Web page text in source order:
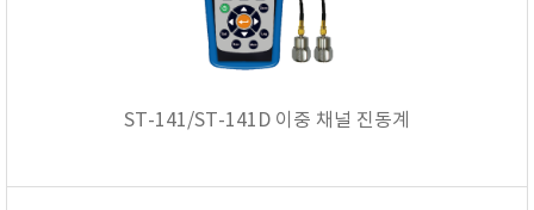
ST-141/ST-141D 이중 채널 진동계